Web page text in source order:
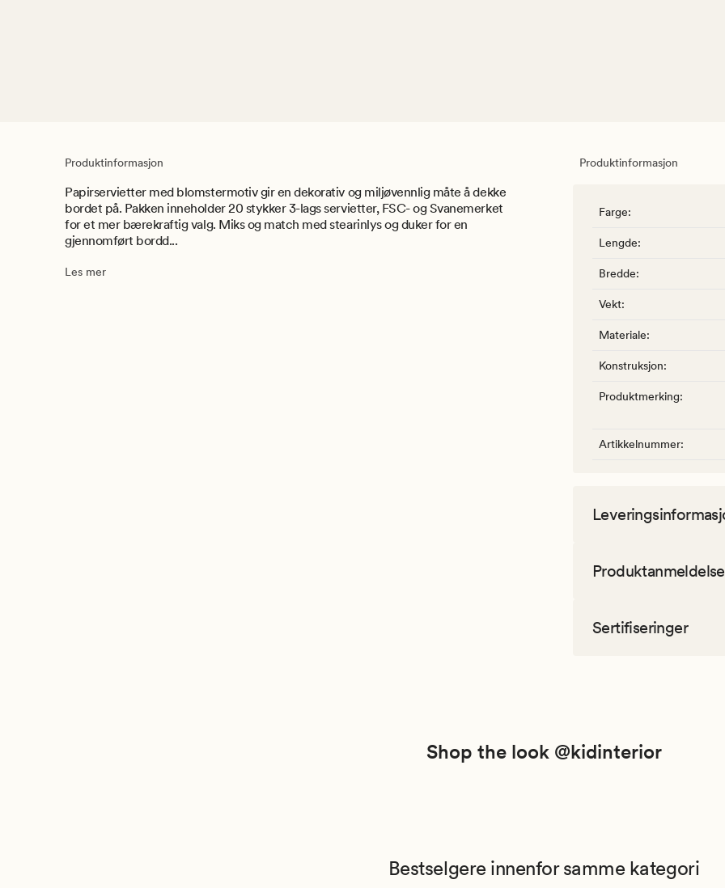
Produktinformasjon
Papirservietter med blomstermotiv gir en dekorativ og miljøvennlig måte å dekke
bordet på. Pakken inneholder 20 stykker 3-lags servietter, FSC- og Svanemerket
for et mer bærekraftig valg. Miks og match med stearinlys og duker for en
gjennomført bordd...
Les mer
Produktinformasjon
Farge:
Lengde:
Bredde:
Vekt:
Materiale:
Konstruksjon:
Produktmerking:
Artikkelnummer:
Sertifiseringer
Shop the look @kidinterior
Bestselgere innenfor samme kategori